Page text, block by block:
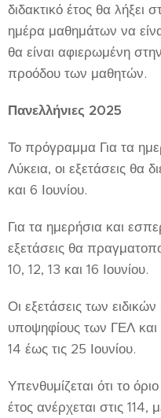
διδακτικό έτος θα λήξει
ημέρα μαθημάτων να
θα είναι αφιερωμένη
προόδου των μαθητών.
Πανελλήνιες 2025
Το πρόγραμμα Για τα
Λύκεια, οι εξετάσεις θα
και 6 Ιουνίου.
Για τα ημερήσια και
εξετάσεις θα
10, 12, 13 και 16 Ιουνίου.
Οι εξετάσεις των
υποψηφίους των ΓΕΛ
14 έως τις 25 Ιουνίου.
Υπενθυμίζεται ότι το
έτος ανέρχεται στις